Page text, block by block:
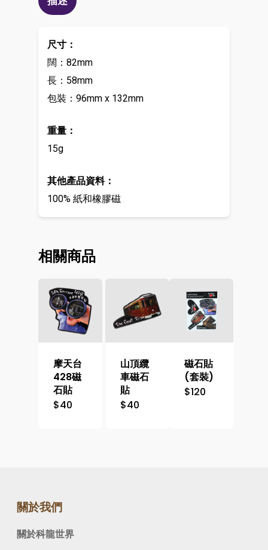
尺寸：
闊：82mm
長：58mm
包裝：96mm x 132mm
重量：
15g
其他產品資料：
100% 紙和橡膠磁
相關商品
摩天台
428磁
石貼
$40
山頂纜
車磁石
貼
$40
磁石貼
(套裝)
$120
關於我們
關於科龍世界